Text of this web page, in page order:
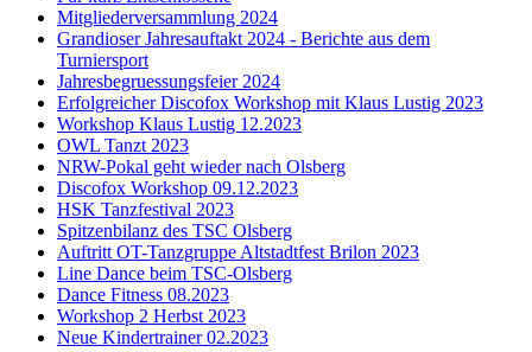
Mitgliederversammlung 2024
Grandioser Jahresauftakt 2024 - Berichte aus dem
Turniersport
Jahresbegruessungsfeier 2024
Erfolgreicher Discofox Workshop mit Klaus Lustig 2023
Workshop Klaus Lustig 12.2023
OWL Tanzt 2023
NRW-Pokal geht wieder nach Olsberg
Discofox Workshop 09.12.2023
HSK Tanzfestival 2023
Spitzenbilanz des TSC Olsberg
Auftritt OT-Tanzgruppe Altstadtfest Brilon 2023
Line Dance beim TSC-Olsberg
Dance Fitness 08.2023
Workshop 2 Herbst 2023
Neue Kindertrainer 02.2023